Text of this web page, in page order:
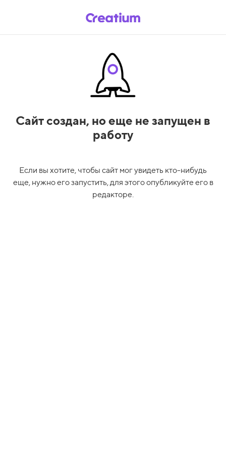
Сайт создан, но еще не запущен в
работу
Если вы хотите, чтобы сайт мог увидеть кто-нибудь
еще, нужно его запустить, для этого опубликуйте его в
редакторе.